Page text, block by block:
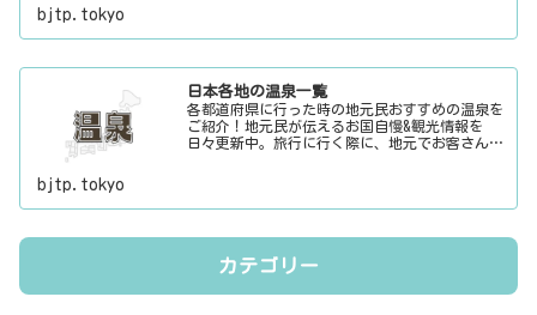
bjtp.tokyo
日本各地の温泉一覧
各都道府県に行った時の地元民おすすめの温泉を
ご紹介！地元民が伝えるお国自慢&観光情報を
日々更新中。旅行に行く際に、地元でお客さんを
bjtp.tokyo
カテゴリー